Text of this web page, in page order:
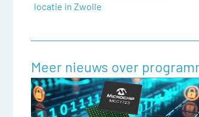
locatie in Zwolle
Meer nieuws over